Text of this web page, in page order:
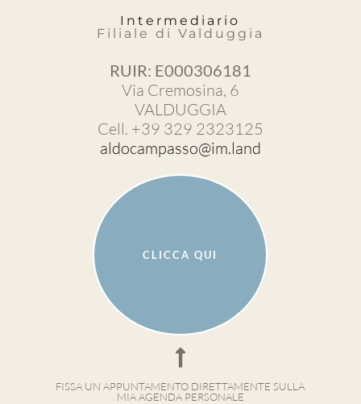
Intermediario
Filiale di Valduggia
RUIR: E000306181
Via Cremosina, 6
VALDUGGIA
Cell. +39 329 2323125
aldocampasso@im.land
CLICCA QUI
FISSA UN APPUNTAMENTO DIRETTAMENTE SULLA
MIA AGENDA PERSONALE